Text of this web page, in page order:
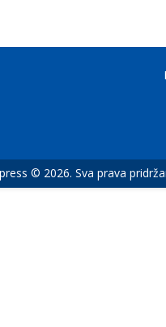
© 2026. Sva prava